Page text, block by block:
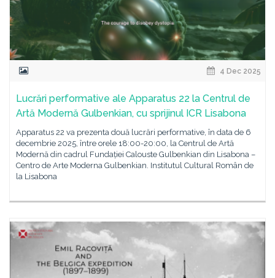
4 Dec 2025
Lucrări performative ale Apparatus 22 la Centrul de
Artă Modernă Gulbenkian, cu sprijinul ICR Lisabona
Apparatus 22 va prezenta două lucrări performative, în data de 6
decembrie 2025, între orele 18:00-20:00, la Centrul de Artă
Modernă din cadrul Fundației Calouste Gulbenkian din Lisabona –
Centro de Arte Moderna Gulbenkian. Institutul Cultural Român de
la Lisabona